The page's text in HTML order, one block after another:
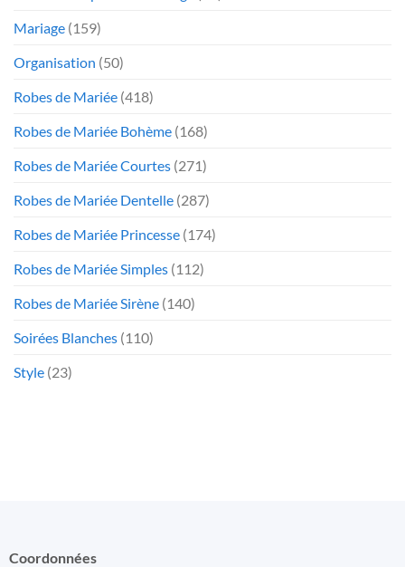
Mariage (159)
Organisation (50)
Robes de Mariée (418)
Robes de Mariée Bohème (168)
Robes de Mariée Courtes (271)
Robes de Mariée Dentelle (287)
Robes de Mariée Princesse (174)
Robes de Mariée Simples (112)
Robes de Mariée Sirène (140)
Soirées Blanches (110)
Style (23)
Coordonnées